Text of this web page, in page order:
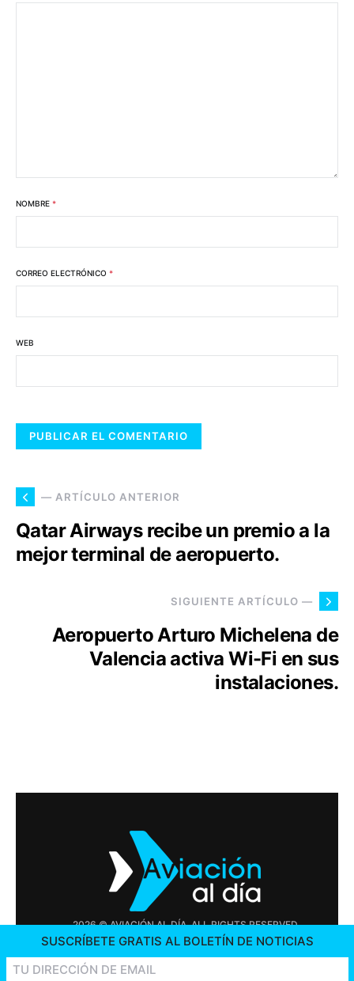
NOMBRE *
CORREO ELECTRÓNICO *
WEB
— ARTÍCULO ANTERIOR
Qatar Airways recibe un premio a la
mejor terminal de aeropuerto.
SIGUIENTE ARTÍCULO —
Aeropuerto Arturo Michelena de
Valencia activa Wi-Fi en sus
instalaciones.
2026 © AVIACIÓN AL DÍA. ALL RIGHTS RESERVED
OFERTAS DE TRABAJO
SUSCRÍBETE GRATIS AL BOLETÍN DE NOTICIAS